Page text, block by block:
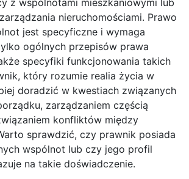
nieruchomościami. Prawo
jest specyficzne i wymaga
ogólnych przepisów prawa
specyfiki funkcjonowania takich
który rozumie realia życia w
doradzić w kwestiach związanych
zarządzaniem częścią
konfliktów między
sprawdzić, czy prawnik posiada
wspólnot lub czy jego profil
na takie doświadczenie.